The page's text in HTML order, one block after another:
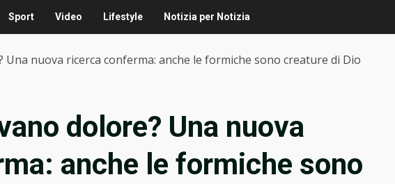
Sport Video Lifestyle Notizia per Notizia
nuova ricerca conferma: anche le formiche sono creature di Dio
dolore? Una nuova
anche le formiche sono